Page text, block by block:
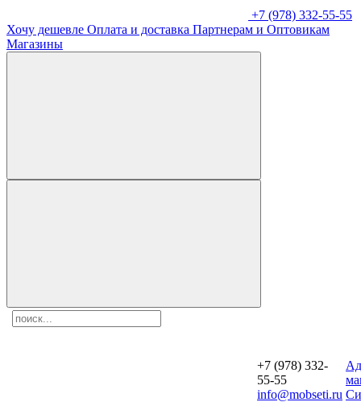
+7 (978) 332-55-55
Хочу дешевле Оплата и доставка Партнерам и Оптовикам
Магазины
+7 (978) 332-
55-55
info@mobseti.ru